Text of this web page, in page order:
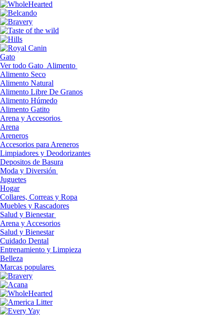
Gato
Ver todo Gato Alimento
Alimento Seco
Alimento Natural
Alimento Libre De Granos
Alimento Húmedo
Alimento Gatito
Arena y Accesorios
Arena
Areneros
Accesorios para Areneros
Limpiadores y Deodorizantes
Depositos de Basura
Moda y Diversión
Juguetes
Hogar
Collares, Correas y Ropa
Muebles y Rascadores
Salud y Bienestar
Arena y Accesorios
Salud y Bienestar
Cuidado Dental
Entrenamiento y Limpieza
Belleza
Marcas populares